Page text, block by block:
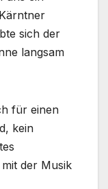
sich der
langsam
für einen
kein
der Musik